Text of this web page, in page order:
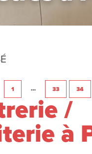
1 … 33 34
/
à